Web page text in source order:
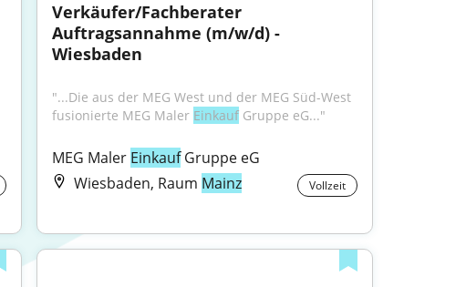
Verkäufer/Fachberater
Auftragsannahme (m/w/d) -
Wiesbaden
"...Die aus der MEG West und der MEG Süd-West
fusionierte MEG Maler Einkauf Gruppe eG..."
MEG Maler Einkauf Gruppe eG
Wiesbaden, Raum Mainz Vollzeit